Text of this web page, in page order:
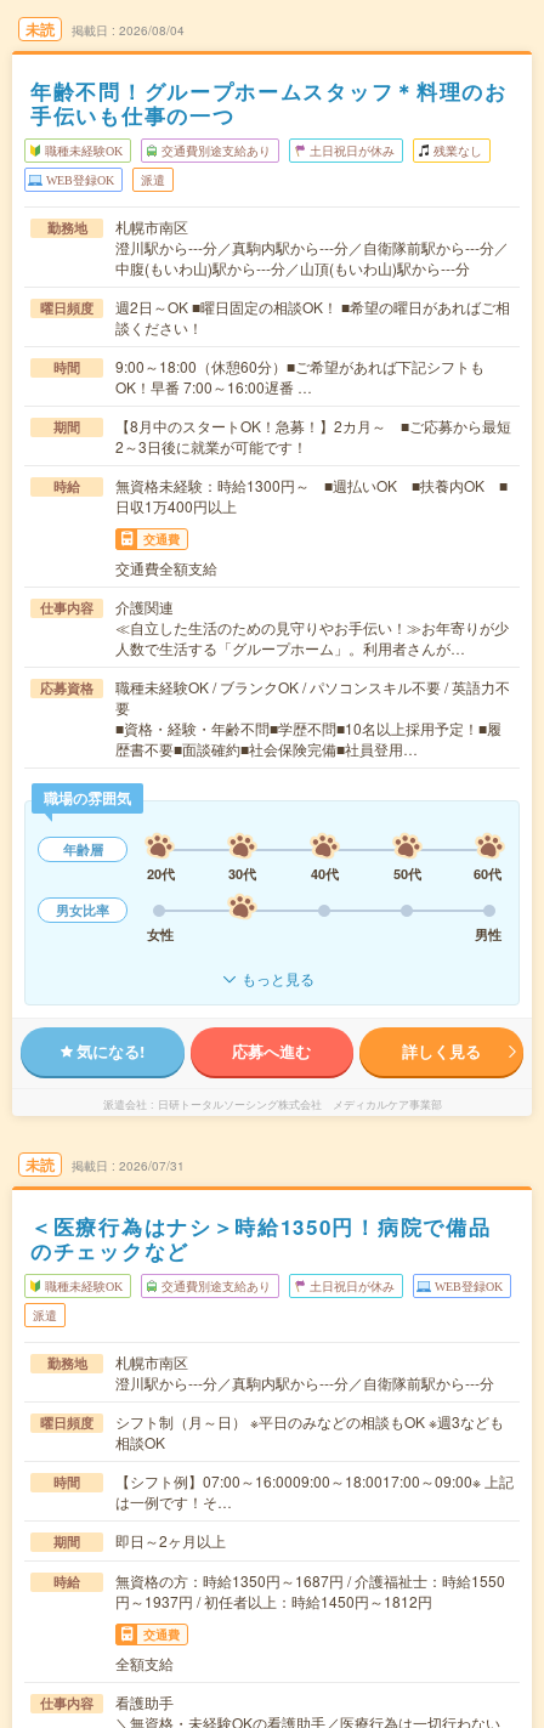
未読 掲載日 2026/08/04
年齢不問！グループホームスタッフ＊料理のお
手伝いも仕事の一つ
職種未経験OK 交通費別途支給あり 土日祝日が休み 残業なし
WEB登録OK 派遣
勤務地
札幌市南区
澄川駅から---分／真駒内駅から---分／自衛隊前駅から---分／
中腹(もいわ山)駅から---分／山頂(もいわ山)駅から---分
曜日頻度
週2日～OK ■曜日固定の相談OK！ ■希望の曜日があればご相
談ください！
時間
9:00～18:00（休憩60分）■ご希望があれば下記シフトも
OK！早番 7:00～16:00遅番 …
期間
【8月中のスタートOK！急募！】2カ月～ ■ご応募から最短
2～3日後に就業が可能です！
時給
無資格未経験：時給1300円～ ■週払いOK ■扶養内OK ■
日収1万400円以上
交通費
交通費全額支給
仕事内容
介護関連
≪自立した生活のための見守りやお手伝い！≫お年寄りが少
人数で生活する「グループホーム」。利用者さんが…
応募資格
職種未経験OK / ブランクOK / パソコンスキル不要 / 英語力不
要
■資格・経験・年齢不問■学歴不問■10名以上採用予定！■履
歴書不要■面談確約■社会保険完備■社員登用…
職場の雰囲気
年齢層
20代
30代 40代 50代
60代
男女比率
女性
男性
もっと見る
気になる! 応募へ進む 詳しく見る
派遣会社 日研トータルソーシング株式会社 メディカルケア事業部
未読 掲載日 2026/07/31
＜医療行為はナシ＞時給1350円！病院で備品
のチェックなど
職種未経験OK 交通費別途支給あり 土日祝日が休み WEB登録OK
派遣
勤務地
札幌市南区
澄川駅から---分／真駒内駅から---分／自衛隊前駅から---分
曜日頻度
シフト制（月～日） ※平日のみなどの相談もOK ※週3なども
相談OK
時間
【シフト例】07:00～16:0009:00～18:0017:00～09:00※ 上記
は一例です！そ…
期間 即日～2ヶ月以上
時給
無資格の方：時給1350円～1687円 / 介護福祉士：時給1550
円～1937円 / 初任者以上：時給1450円～1812円
交通費
全額支給
仕事内容
看護助手
＼無資格・未経験OKの看護助手／医療行為は一切行わない